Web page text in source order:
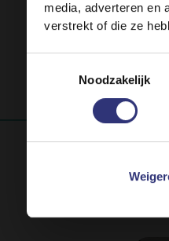
media, adverteren en
verstrekt of die ze
Noodzakelijk